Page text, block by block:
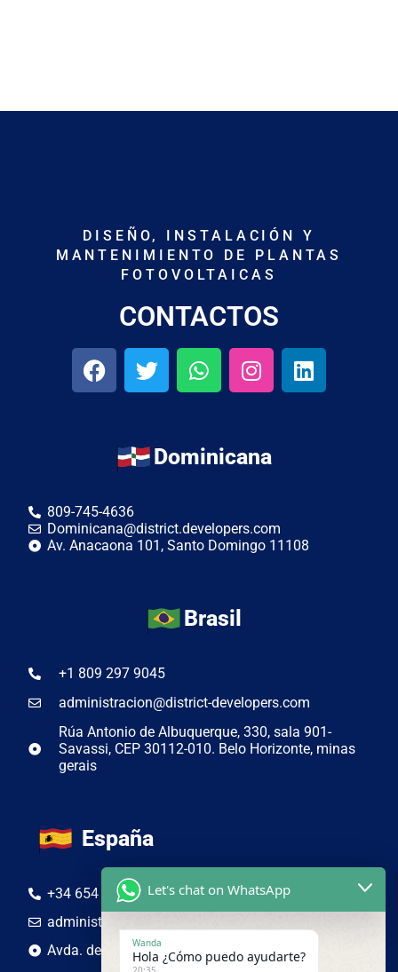
DISEÑO, INSTALACIÓN Y
MANTENIMIENTO DE PLANTAS
FOTOVOLTAICAS
CONTACTOS
Dominicana
809-745-4636
Dominicana@district.developers.com
Av. Anacaona 101, Santo Domingo 11108
Brasil
+1 809 297 9045
administracion@district-developers.com
Rúa Antonio de Albuquerque, 330, sala 901-
Savassi, CEP 30112-010. Belo Horizonte, minas
gerais
España
+34 654 50 19 44
administracion@district-developers.com
Avda. de Adolfo Suarez 4-6, Lugo, España. 27001
Let's chat on WhatsApp
Wanda
Hola ¿Cómo puedo ayudarte?